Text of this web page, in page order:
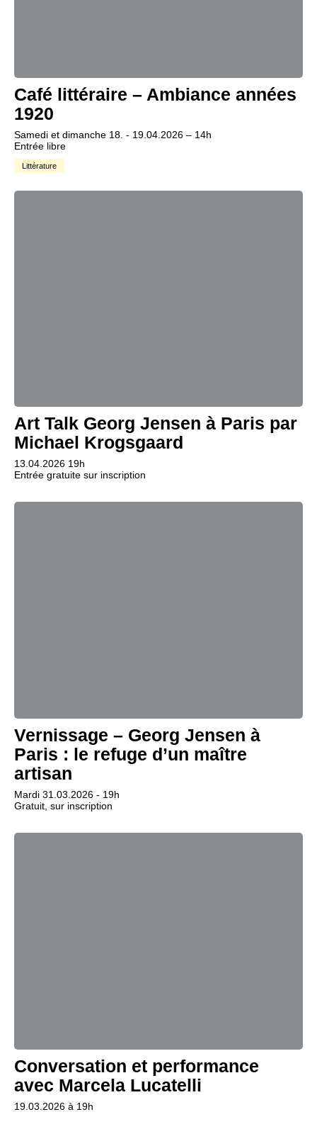
Café littéraire – Ambiance années
1920
Samedi et dimanche 18. - 19.04.2026 – 14h
Entrée libre
Littérature
Art Talk Georg Jensen à Paris par
Michael Krogsgaard
13.04.2026 19h
Entrée gratuite sur inscription
Vernissage – Georg Jensen à
Paris : le refuge d’un maître
artisan
Mardi 31.03.2026 - 19h
Gratuit, sur inscription
Conversation et performance
avec Marcela Lucatelli
19.03.2026 à 19h